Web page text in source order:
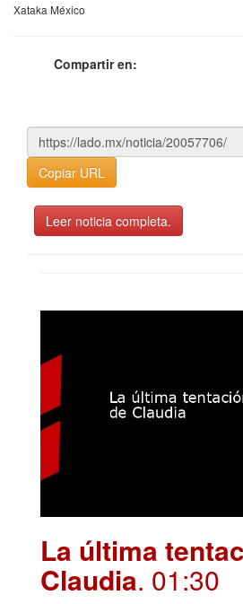
Xataka México
Compartir en:
Copiar URL
Leer noticia completa.
La última
Claudia. 01:30